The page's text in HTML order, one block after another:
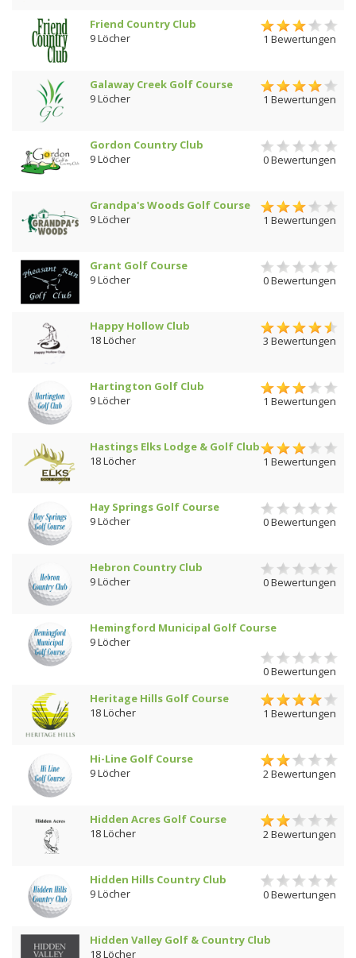
Friend Country Club
9 Löcher
1 Bewertungen
Galaway Creek Golf Course
9 Löcher
1 Bewertungen
Gordon Country Club
9 Löcher
0 Bewertungen
Grandpa's Woods Golf Course
9 Löcher
1 Bewertungen
Grant Golf Course
9 Löcher
0 Bewertungen
Happy Hollow Club
18 Löcher
3 Bewertungen
Hartington Golf Club
9 Löcher
1 Bewertungen
Hastings Elks Lodge & Golf Club
18 Löcher
1 Bewertungen
Hay Springs Golf Course
9 Löcher
0 Bewertungen
Hebron Country Club
9 Löcher
0 Bewertungen
Hemingford Municipal Golf Course
9 Löcher
0 Bewertungen
Heritage Hills Golf Course
18 Löcher
1 Bewertungen
Hi-Line Golf Course
9 Löcher
2 Bewertungen
Hidden Acres Golf Course
18 Löcher
2 Bewertungen
Hidden Hills Country Club
9 Löcher
0 Bewertungen
Hidden Valley Golf & Country Club
18 Löcher